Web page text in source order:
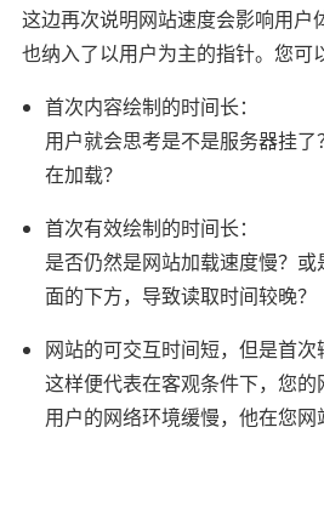
这边再次说明网站速度会影响用户
也纳入了以用户为主的指针。您可
首次内容绘制的时间长：
用户就会思考是不是服务器挂
在加载？
首次有效绘制的时间长：
是否仍然是网站加载速度慢？
面的下方，导致读取时间较晚？
网站的可交互时间短，但是首次
这样便代表在客观条件下，您
用户的网络环境缓慢，他在您网